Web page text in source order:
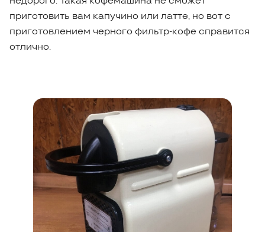
приготовить вам капучино или латте, но вот с
приготовлением черного фильтр-кофе справится
отлично.